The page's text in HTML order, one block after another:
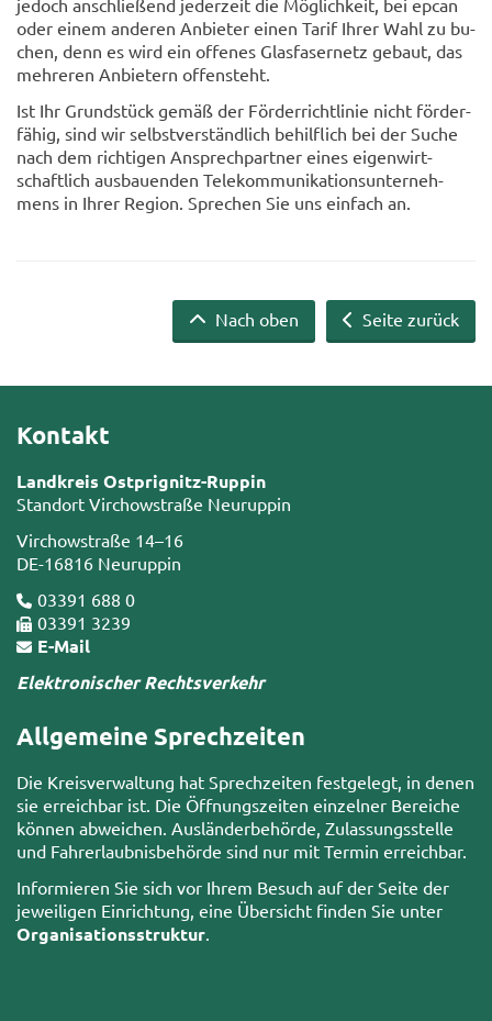
je­doch an­schlie­ßend je­der­zeit die Mög­lich­keit, bei epcan
oder einem an­de­ren An­bie­ter einen Tarif Ihrer Wahl zu bu­
chen, denn es wird ein of­fe­nes Glas­fa­ser­netz ge­baut, das
meh­re­ren An­bie­tern of­fen­steht.
Ist Ihr Grund­stück gemäß der För­der­richt­li­nie nicht för­der­
fä­hig, sind wir selbst­ver­ständ­lich be­hilf­lich bei der Suche
nach dem rich­ti­gen An­sprech­part­ner eines ei­gen­wirt­
schaft­lich aus­bau­en­den Te­le­kom­mu­ni­ka­ti­ons­un­ter­neh­
mens in Ihrer Re­gi­on. Spre­chen Sie uns ein­fach an.
Seite zurück
Nach oben
Kontakt
Landkreis Ostprignitz-Ruppin
Standort Virchowstraße Neuruppin
Virchowstraße 14–16
DE-16816 Neuruppin
03391 688 0
03391 3239
E-Mail
Elektronischer Rechtsverkehr
Allgemeine Sprechzeiten
Die Kreisverwaltung hat Sprechzeiten festgelegt, in denen
sie erreichbar ist. Die Öffnungszeiten einzelner Bereiche
können abweichen. Ausländerbehörde, Zulassungsstelle
und Fahrerlaubnisbehörde sind nur mit Termin erreichbar.
Informieren Sie sich vor Ihrem Besuch auf der Seite der
jeweiligen Einrichtung, eine Übersicht finden Sie unter
Organisationsstruktur